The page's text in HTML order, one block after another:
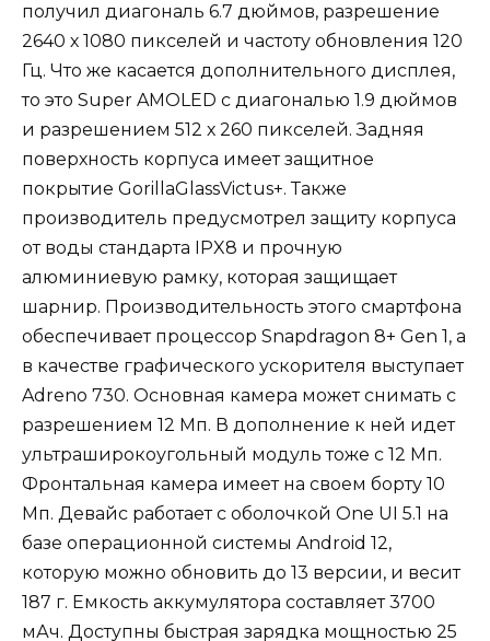
получил диагональ 6.7 дюймов, разрешение
2640 х 1080 пикселей и частоту обновления 120
Гц. Что же касается дополнительного дисплея,
то это Super AMOLED с диагональю 1.9 дюймов
и разрешением 512 х 260 пикселей. Задняя
поверхность корпуса имеет защитное
покрытие GorillaGlassVictus+. Также
производитель предусмотрел защиту корпуса
от воды стандарта IPX8 и прочную
алюминиевую рамку, которая защищает
шарнир. Производительность этого смартфона
обеспечивает процессор Snapdragon 8+ Gen 1, а
в качестве графического ускорителя выступает
Adreno 730. Основная камера может снимать с
разрешением 12 Мп. В дополнение к ней идет
ультраширокоугольный модуль тоже с 12 Мп.
Фронтальная камера имеет на своем борту 10
Мп. Девайс работает с оболочкой One UI 5.1 на
базе операционной системы Android 12,
которую можно обновить до 13 версии, и весит
187 г. Емкость аккумулятора составляет 3700
мАч. Доступны быстрая зарядка мощностью 25